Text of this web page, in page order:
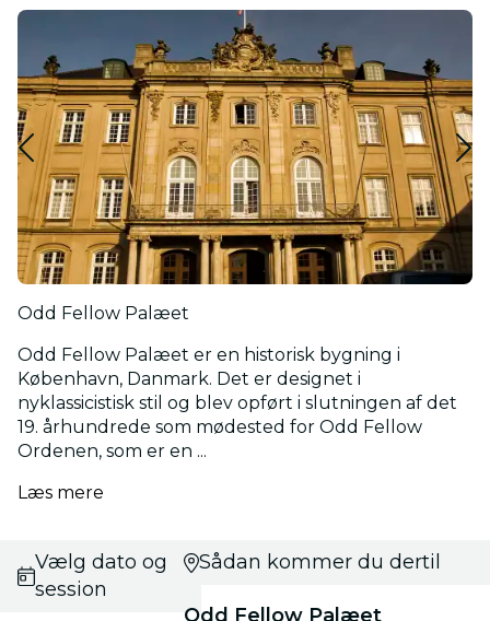
Odd Fellow Palæet
Odd Fellow Palæet er en historisk bygning i
København, Danmark. Det er designet i
nyklassicistisk stil og blev opført i slutningen af det
19. århundrede som mødested for Odd Fellow
Ordenen, som er en ...
Læs mere
Vælg dato og
session
Sådan kommer du dertil
Odd Fellow Palæet